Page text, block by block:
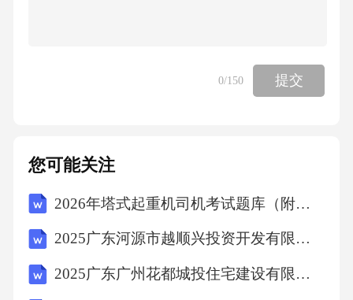
天》让孩子跟随故事中的时间旅行者，了解时
间流逝的奥秘，学会珍惜时间。以孩子的生活
字时钟使用数字时钟帮助孩子更加直观地认识
时间，了解时、分、秒的概念。01计时器设置
计时器，让孩子在规定时间内完成任务，提高
些简单的时间管理工具，如时间表、计划表
0/150 提交
您可能关注
2026年塔式起重机司机考试题库（附答案）
2025广东河源市越顺兴投资开发有限公司招聘笔试及安排笔试历年难易错考点试卷带答案解析
2025广东广州花都城投住宅建设有限公司招聘广州花都城市环保投资有限公司项目用工人员综合总及背景调查环节人员笔试历年典型考点题库附带答案详解